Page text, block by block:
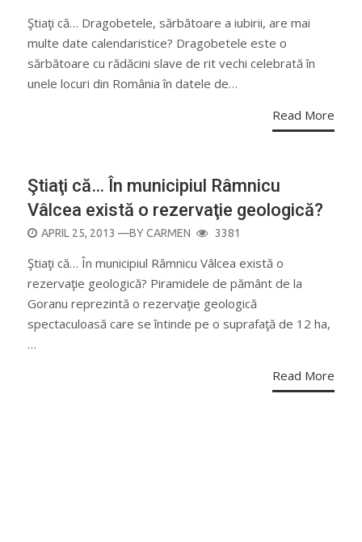
Ştiaţi că… Dragobetele, sărbătoare a iubirii, are mai
multe date calendaristice? Dragobetele este o
sărbătoare cu rădăcini slave de rit vechi celebrată în
unele locuri din România în datele de…
Read More
Ştiaţi că… În municipiul Râmnicu
Vâlcea există o rezervaţie geologică?
POSTED
APRIL 25, 2013 —BYCARMEN 3381
Ştiaţi că… În municipiul Râmnicu Vâlcea există o
rezervaţie geologică? Piramidele de pământ de la
Goranu reprezintă o rezervaţie geologică
spectaculoasă care se întinde pe o suprafaţă de 12 ha,
…
Read More